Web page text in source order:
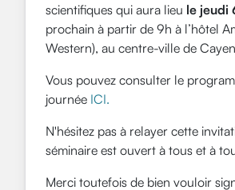
scientifiques qui aura lieu le jeudi
prochain à partir de 9h à l’hôtel
Western), au centre-ville de
Vous pouvez consulter le
journée ICI.
N'hésitez pas à relayer cette
séminaire est ouvert à tous et à
Merci toutefois de bien vouloir